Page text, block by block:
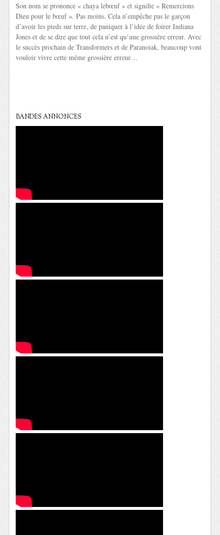
Son nom se prononce « chaya lebœuf » et signifie « Remercions
Dieu pour le bœuf ». Pas moins. Cela n’empêche pas le garçon
d’avoir les pieds sur terre, de paniquer à l’idée de foirer Indiana
Jones et de se dire que tout cela n’est qu’une grossière erreur. Avec
le succès prochain de Transformers et de Paranoiak, beaucoup vont
vouloir vivre cette même grossière erreur…
BANDES ANNONCES